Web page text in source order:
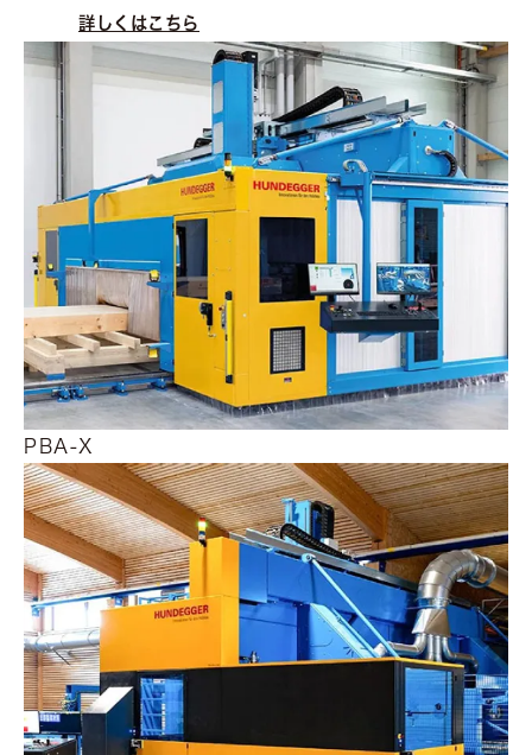
詳しくはこちら
PBA-X